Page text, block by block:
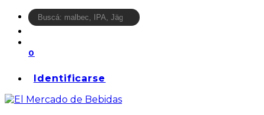
0
Identificarse